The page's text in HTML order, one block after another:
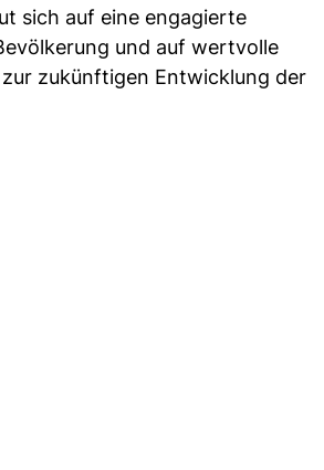
sich auf eine engagierte
und auf wertvolle
zukünftigen Entwicklung der